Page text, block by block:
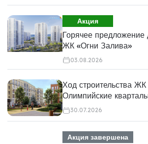
Акция
Горячее
ЖК «Огни Залива»
03.08.2026
Ход строительства
Олимпийские
30.07.2026
Акция завершена